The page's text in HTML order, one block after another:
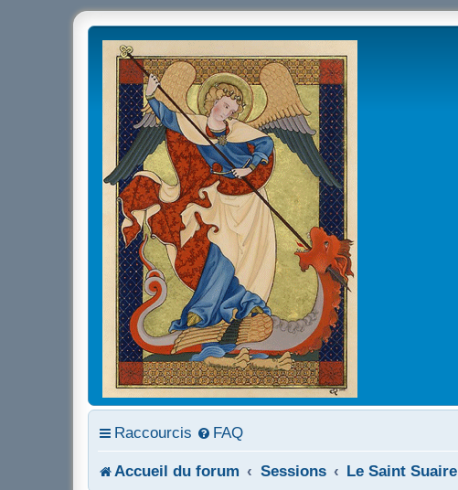
Raccourcis FAQ
Accueil du forum Sessions Le Saint Suaire